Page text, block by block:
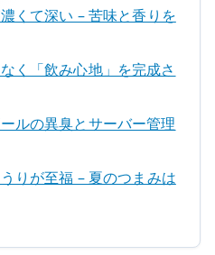
くて深い – 苦味と香りを
く「飲み心地」を完成さ
ルの異臭とサーバー管理
りが至福 – 夏のつまみは